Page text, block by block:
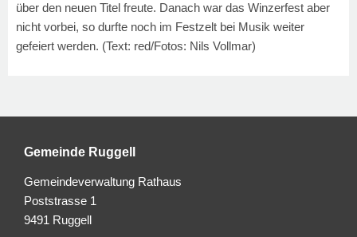
über den neuen Titel freute. Danach war das Winzerfest aber
nicht vorbei, so durfte noch im Festzelt bei Musik weiter
gefeiert werden. (Text: red/Fotos: Nils Vollmar)
Gemeinde Ruggell
Gemeindeverwaltung Rathaus
Poststrasse 1
9491 Ruggell